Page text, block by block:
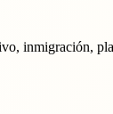
inmigración,